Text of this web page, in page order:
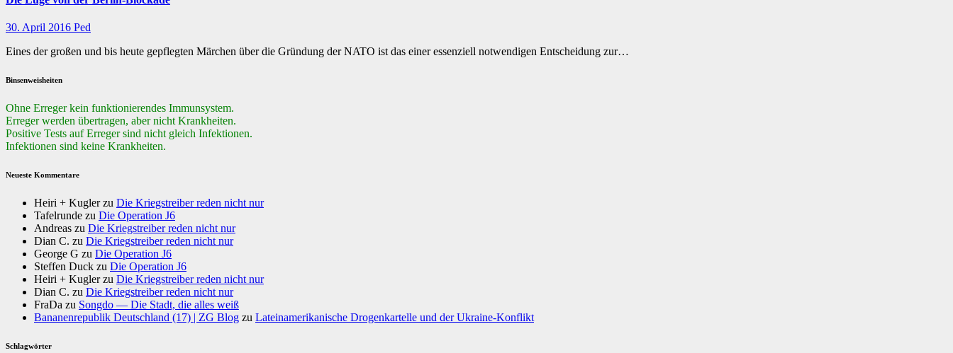
30. April 2016 Ped
Eines der großen und bis heute gepflegten Märchen über die Gründung der NATO ist das einer essenziell notwendigen Entscheidung zur…
Binsenweisheiten
Ohne Erreger kein funktionierendes Immunsystem.
Erreger werden übertragen, aber nicht Krankheiten.
Positive Tests auf Erreger sind nicht gleich Infektionen.
Infektionen sind keine Krankheiten.
Neueste Kommentare
Heiri + Kuglerzu Die Kriegstreiber reden nicht nur
Tafelrunde zu Die Operation J6
Andreas zu Die Kriegstreiber reden nicht nur
Dian C. zu Die Kriegstreiber reden nicht nur
George G zu Die Operation J6
Steffen Duck zu Die Operation J6
Heiri + Kuglerzu Die Kriegstreiber reden nicht nur
Dian C. zu Die Kriegstreiber reden nicht nur
FraDa zu Songdo — Die Stadt, die alles weiß
Bananenrepublik Deutschland (17) | ZG Blog zu Lateinamerikanische Drogenkartelle und der Ukraine-Konflikt
Schlagwörter